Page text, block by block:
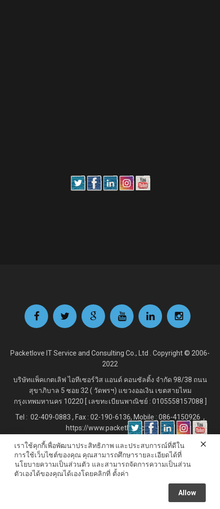
Packetlove IT Service and Consulting Co., Ltd . Copyright © 2006-
2022
บริษัทแพ็คเกตเลิฟ ไอทีเซอร์วิส แอนด์ คอนซัลติ้ง จำกัด 98/38 ถนน
สุขาภิบาล 5 ซอย 32 ( วัดพรฯ) แขวงออเงิน เขตสายไหม
กรุงเทพมหานคร 10220 [ เลขทะเบียนพาณิชย์ : 0105558157088 ]
Tel : 02-409-0883 , Fax : 02-190-6136, Mobile : 086-4150926 ,
https://www.packetlove.com
Line Official : @Packetlove.com
เราใช้คุกกี้เพื่อพัฒนาประสิทธิภาพ และประสบการณ์ที่ดีใน
การใช้เว็บไซต์ของคุณ คุณสามารถศึกษารายละเอียดได้ที่
นโยบายความเป็นส่วนตัว และสามารถจัดการความเป็นส่วน
ตัวเองได้ของคุณได้เองโดยคลิกที่ ตั้งค่า
Allow